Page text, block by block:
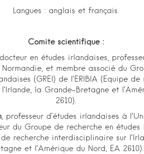
Langues : anglais et français.
Comité scientifique :
en études irlandaises,
Normandie, et membre associé du
(GREI) de l’ERIBIA (Equipe de
la Grande-Bretagne et
2610).
, professeur d’études irlandaises à
du Groupe de recherche en études
de recherche interdisciplinaire sur
et l’Amérique du Nord, EA 2610).